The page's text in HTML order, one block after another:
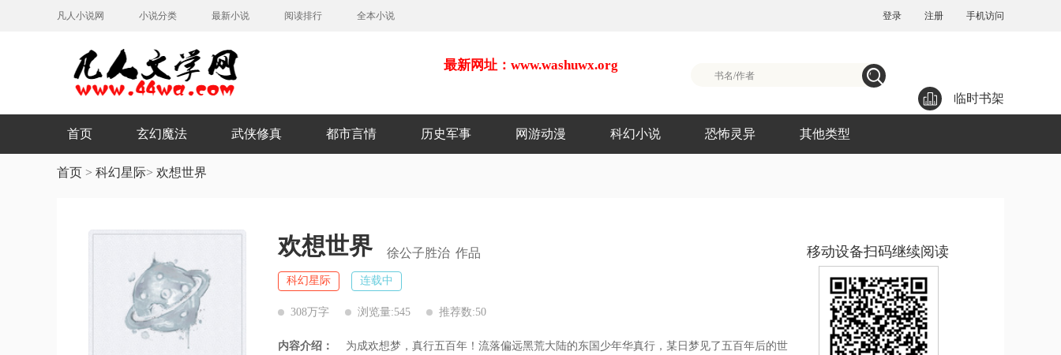
凡人小说网 小说分类 最新小说 阅读排行 全本小说 登录 注册 手机访问
最新网址：www.washuwx.org
临时书架
首页 玄幻魔法 武侠修真 都市言情 历史军事 网游动漫 科幻小说 恐怖灵异 其他类型
首页 > 科幻星际> 欢想世界
欢想世界 徐公子胜治 作品
科幻星际 连载中
308万字 浏览量:545 推荐数:50
内容介绍：
为成欢想梦，真行五百年！流落偏远黑荒大陆的东国少年华真行，某日梦见了五百年后的世
移动设备扫码继续阅读